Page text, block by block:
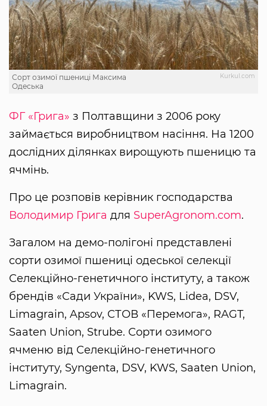
Kurkul.com
Сорт озимої пшениці Максима
Одеська
ФГ «Грига» з Полтавщини з 2006 року
займається виробництвом насіння. На 1200
дослідних ділянках вирощують пшеницю та
ячмінь.
Про це розповів керівник господарства
Володимир Грига для SuperAgronom.com.
Загалом на демо-полігоні представлені
сорти озимої пшениці одеської селекції
Селекційно-генетичного інституту, а також
брендів «Сади України», KWS, Lidea, DSV,
Limagrain, Apsov, СТОВ «Перемога», RAGT,
Saaten Union, Strube. Сорти озимого
ячменю від Селекційно-генетичного
інституту, Syngenta, DSV, KWS, Saaten Union,
Limagrain.